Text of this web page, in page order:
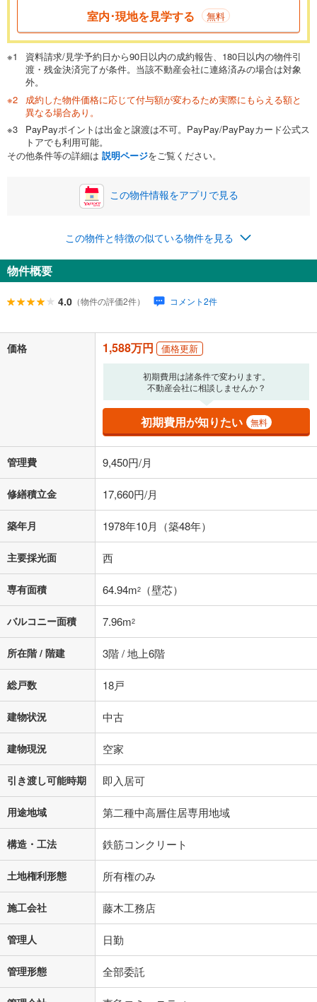
一般的には最長35年まで借り入れ可能です。多くの金融機関
が完済時の年齢は80歳までを条件としています。
閉じる
頭金 万円
0万円 1,588万円
自己資金から住宅購入にかけられる金額を入力してくださ
い。一般的には物件価格の2割までが目安です。
閉じる
ボーナス
万円
0円
ナス時の増額分（1回分）を入力してください。
ボーナス払いの限度額は金融機関によって異なります。
閉じる
月々の返済額
ローン返済額 41,222円（頭金比率 0%）
「金利」については、ご利用を予定されている金融機関等にご確認の
る値は、実際の金融機関等における貸出金利とは何ら関係がなく、実際
の金融機関等における貸出金利を何ら保証するものではありません。返
済方法「元利均等返済」にて算出しております。入力された金利を35年
適用した場合の計算結果を表示しています。
その他月額費用や、初期費用がかかります。ご注意ください。実際にお
条件によってお借り入れができないことがあります。
不動産会社に購入相談をする
閉じる
室内･現地を見学する 無料
資料請求/見学予約日から90日以内の成約報告、180日以内の物件引
渡・残金決済完了が条件。当該不動産会社に連絡済みの場合は対象
外。
成約した物件価格に応じて付与額が変わるため実際にもらえる額と
異なる場合あり。
PayPayポイントは出金と譲渡は不可。PayPay/PayPayカード公式ス
トアでも利用可能。
その他条件等の詳細は 説明ページをご覧ください。
この物件情報をアプリで見る
この物件と特徴の似ている物件を見る
物件概要
4.0 （物件の評価2件） コメント2件
価格 1,588万円 価格更新
初期費用は諸条件で変わります。
不動産会社に相談しませんか？
初期費用が知りたい 無料
管理費 9,450円/月
修繕積立金 17,660円/月
築年月 1978年10月（築48年）
主要採光面 西
専有面積 64.94m2 （壁芯）
バルコニー面積 7.96m2
所在階 / 階建 3階 / 地上6階
総戸数 18戸
建物状況 中古
建物現況 空家
引き渡し可能時期 即入居可
用途地域 第二種中高層住居専用地域
構造・工法 鉄筋コンクリート
土地権利形態 所有権のみ
施工会社 藤木工務店
管理人 日勤
管理形態 全部委託